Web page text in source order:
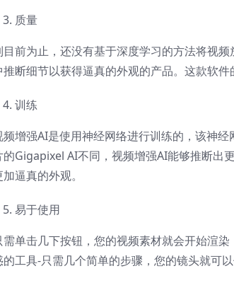
质量
目前为止，还没有基于深度学习的方法将视
推断细节以获得逼真的外观的产品。这款软件
训练
频增强AI是使用神经网络进行训练的，该神
的Gigapixel AI不同，视频增强AI能够推断出
逼真的外观。
易于使用
需单击几下按钮，您的视频素材就会开始渲
的工具-只需几个简单的步骤，您的镜头就可以